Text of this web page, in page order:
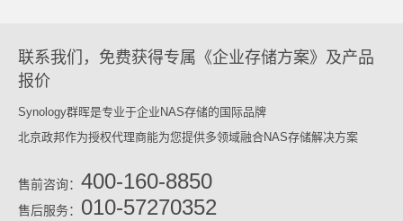
联系我们，免费获得专属《企业存储方案》及产品
报价
Synology群晖是专业于企业NAS存储的国际品牌
北京政邦作为授权代理商能为您提供多领域融合NAS存储解决方案
售前咨询： 400-160-8850
售后服务： 010-57270352